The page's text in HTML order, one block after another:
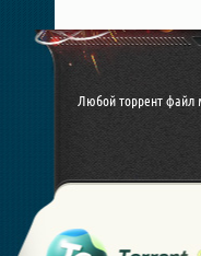
Любой торрент файл